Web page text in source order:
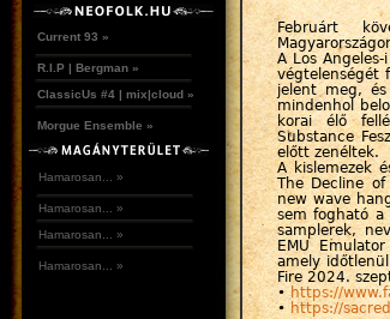
Februárt
A Los
végtelenségét
jelent meg, és
mindenhol
korai élő
Substance
előtt zenéltek.
A kislemezek
The Decline of
new wave
sem fogható a
samplerek,
EMU
amely
Fire 2024.
•https://
•https://
Current 93 »
R.I.P | Bergman »
ClassicUs #4 | mix|cloud »
Morgue Ensemble »
Hamarosan... »
Hamarosan... »
Hamarosan... »
Hamarosan... »